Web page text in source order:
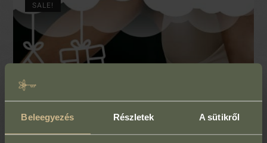
Beleegyezés Részletek A sütikről
SALE!